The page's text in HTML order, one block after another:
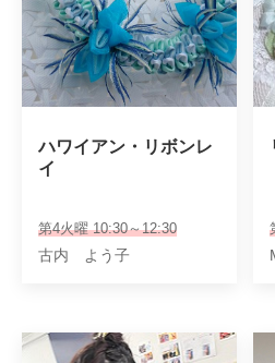
ハワイアン・リボンレ
イ
第4火曜 10:30～12:30
古内 よう子